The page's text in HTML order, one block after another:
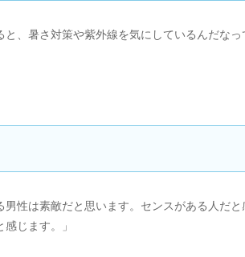
と、暑さ対策や紫外線を気にしているんだな
男性は素敵だと思います。センスがある人だ
じます。」